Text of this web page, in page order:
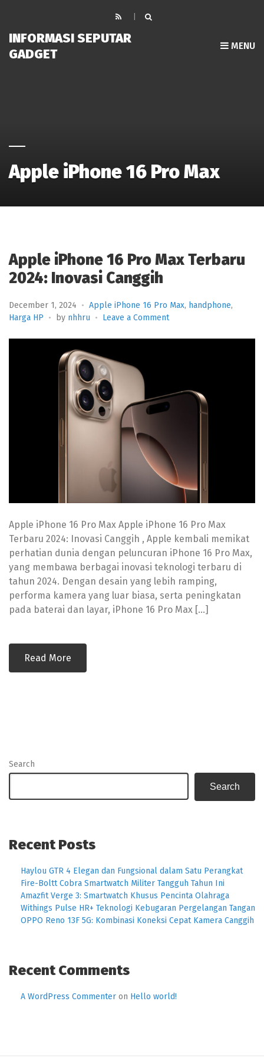
INFORMASI SEPUTAR
GADGET
MENU
Apple iPhone 16 Pro Max
Apple iPhone 16 Pro Max Terbaru
2024: Inovasi Canggih
December 1, 2024 Apple iPhone 16 Pro Max, handphone,
Harga HP
by nhhru Leave a Commenton
iPhone
Terbaru
2024:
Apple iPhone 16 Pro Max Apple iPhone 16 Pro Max
Terbaru 2024: Inovasi Canggih , Apple kembali memikat
perhatian dunia dengan peluncuran iPhone 16 Pro Max,
yang membawa berbagai inovasi teknologi terbaru di
tahun 2024. Dengan desain yang lebih ramping,
performa kamera yang luar biasa, serta peningkatan
pada baterai dan layar, iPhone 16 Pro Max […]
Read More
Search
Search
Recent Posts
Haylou GTR 4 Elegan dan Fungsional dalam Satu Perangkat
Fire-Boltt Cobra Smartwatch Militer Tangguh Tahun Ini
Amazfit Verge 3: Smartwatch Khusus Pencinta Olahraga
Withings Pulse HR+ Teknologi Kebugaran Pergelangan Tangan
OPPO Reno 13F 5G: Kombinasi Koneksi Cepat Kamera Canggih
Recent Comments
A WordPress Commenter on Hello world!